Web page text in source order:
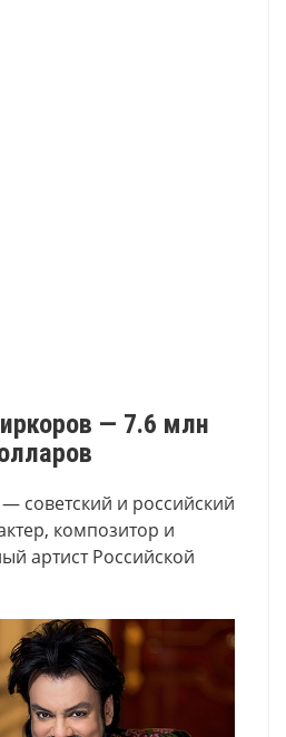
— 7.6 млн
советский и российский
композитор и
артист Российской